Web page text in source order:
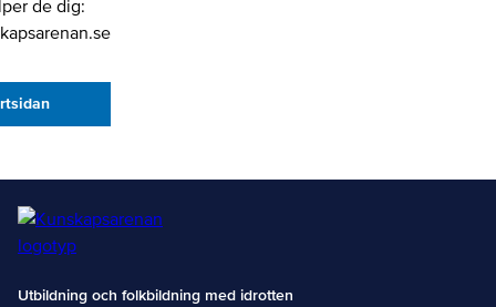
de dig:
Utbildning och folkbildning med idrotten